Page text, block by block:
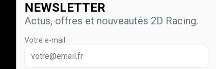
NEWSLETTER
Actus, offres et nouveautés 2D Racing.
Votre e-mail